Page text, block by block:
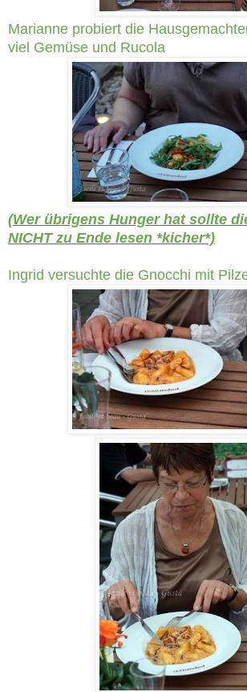
Marianne probiert die
viel Gemüse und Rucola
(Wer übrigens Hunger hat sollte
NICHT zu Ende lesen *kicher*)
Ingrid versuchte die Gnocchi mit